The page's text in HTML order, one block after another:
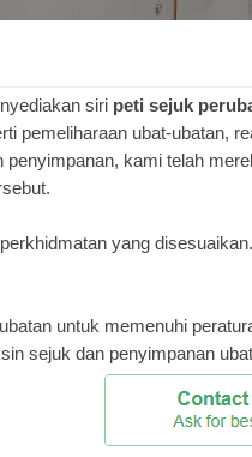
siri peti sejuk
pemeliharaan ubat-ubatan,
penyimpanan, kami telah
yang
untuk memenuhi
sejuk dan penyimpanan